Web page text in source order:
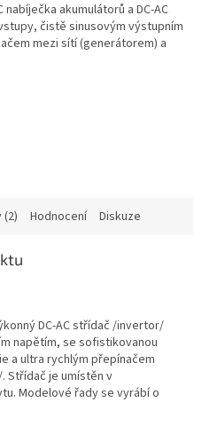
akumulátorů a DC-AC
čistě sinusovým výstupním
mezi sítí (generátorem) a
Hodnocení Diskuze
DC-AC střídač /invertor/
napětím, se sofistikovanou
a ultra rychlým přepínačem
Střídač je umístěn v
Modelové řady se vyrábí o